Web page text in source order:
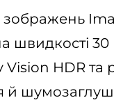
швидкості 30
Vision HDR
й